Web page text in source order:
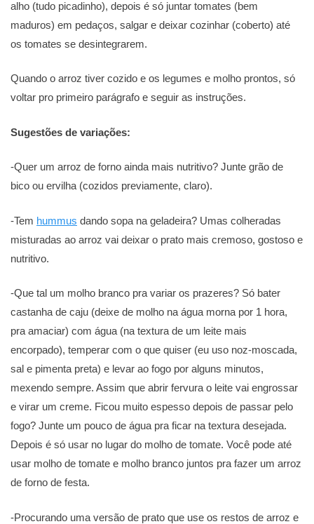
alho (tudo picadinho), depois é só juntar tomates (bem
maduros) em pedaços, salgar e deixar cozinhar (coberto) até
os tomates se desintegrarem.
Quando o arroz tiver cozido e os legumes e molho prontos, só
voltar pro primeiro parágrafo e seguir as instruções.
Sugestões de variações:
-Quer um arroz de forno ainda mais nutritivo? Junte grão de
bico ou ervilha (cozidos previamente, claro).
-Tem hummus dando sopa na geladeira? Umas colheradas
misturadas ao arroz vai deixar o prato mais cremoso, gostoso e
nutritivo.
-Que tal um molho branco pra variar os prazeres? Só bater
castanha de caju (deixe de molho na água morna por 1 hora,
pra amaciar) com água (na textura de um leite mais
encorpado), temperar com o que quiser (eu uso noz-moscada,
sal e pimenta preta) e levar ao fogo por alguns minutos,
mexendo sempre. Assim que abrir fervura o leite vai engrossar
e virar um creme. Ficou muito espesso depois de passar pelo
fogo? Junte um pouco de água pra ficar na textura desejada.
Depois é só usar no lugar do molho de tomate. Você pode até
usar molho de tomate e molho branco juntos pra fazer um arroz
de forno de festa.
-Procurando uma versão de prato que use os restos de arroz e